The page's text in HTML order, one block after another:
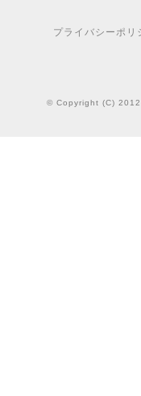
プライバシーポリ
© Copyright (C)